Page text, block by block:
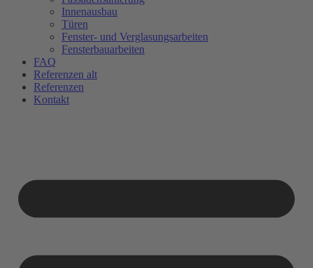
Innenausbau
Türen
Fenster- und Verglasungsarbeiten
Fensterbauarbeiten
FAQ
Referenzen alt
Referenzen
Kontakt